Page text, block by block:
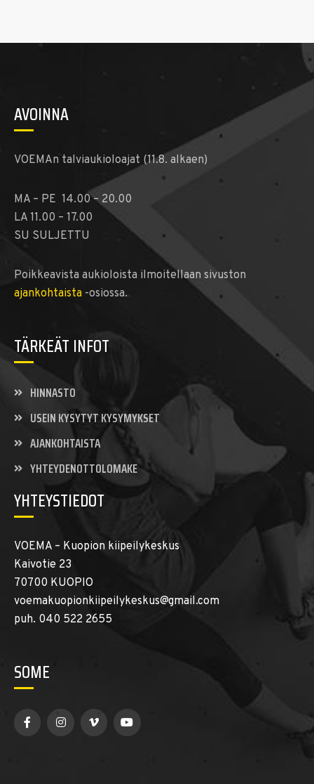
AVOINNA
VOEMAn talviaukioloajat (11.8. alkaen)
MA – PE 14.00 – 20.00
LA 11.00 – 17.00
SU SULJETTU
Poikkeavista aukioloista ilmoitellaan sivuston
ajankohtaista -osiossa.
TÄRKEÄT INFOT
HINNASTO
USEIN KYSYTYT KYSYMYKSET
AJANKOHTAISTA
YHTEYDENOTTOLOMAKE
YHTEYSTIEDOT
VOEMA – Kuopion kiipeilykeskus
Kaivotie 23
70700 KUOPIO
voemakuopionkiipeilykeskus@gmail.com
puh. 040 522 2655
SOME